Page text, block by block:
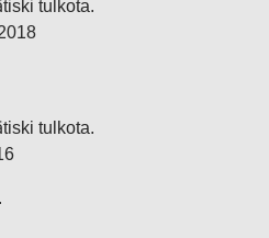
tulkota.
tulkota.